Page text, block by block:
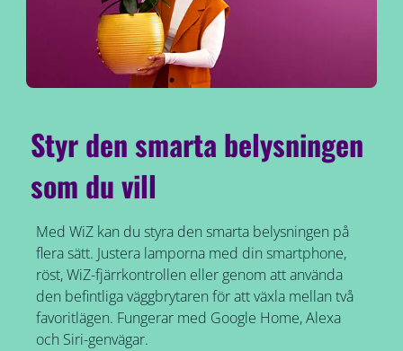
Styr den smarta belysningen
som du vill
Med WiZ kan du styra den smarta belysningen på
flera sätt. Justera lamporna med din smartphone,
röst, WiZ-fjärrkontrollen eller genom att använda
den befintliga väggbrytaren för att växla mellan två
favoritlägen. Fungerar med Google Home, Alexa
och Siri-genvägar.